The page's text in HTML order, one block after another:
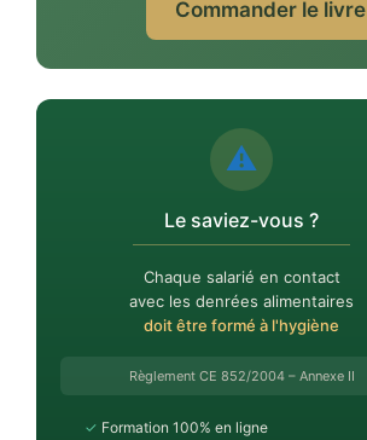
Commander le livre
⚠️
Le saviez-vous ?
Chaque salarié en contact
avec les denrées alimentaires
doit être formé à l'hygiène
Règlement CE 852/2004 – Annexe II
✓ Formation 100% en ligne